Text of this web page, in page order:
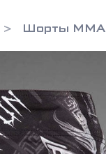
Шорты ММА